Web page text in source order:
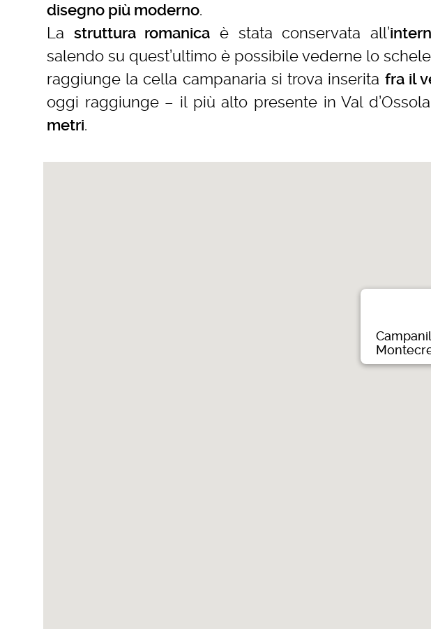
disegno più moderno.
La struttura romanica è stata conservata all’
salendo su quest’ultimo è possibile vederne lo
raggiunge la cella campanaria si trova inserita fra il
oggi raggiunge – il più alto presente in Val
metri.